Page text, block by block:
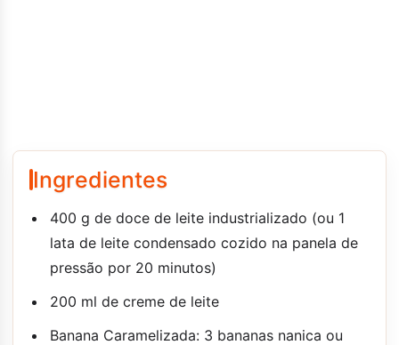
Ingredientes
400 g de doce de leite industrializado (ou 1
lata de leite condensado cozido na panela de
pressão por 20 minutos)
200 ml de creme de leite
Banana Caramelizada: 3 bananas nanica ou